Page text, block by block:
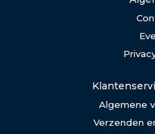
Algemene
Verzenden